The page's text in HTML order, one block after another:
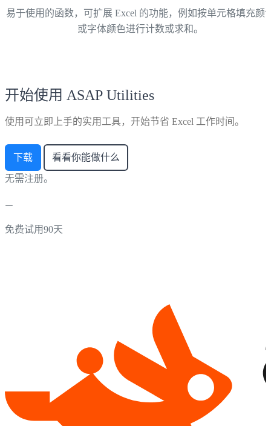
易于使用的函数，可扩展 Excel 的功能，例如按单元格填充颜
或字体颜色进行计数或求和。
开始使用 ASAP Utilities
使用可立即上手的实用工具，开始节省 Excel 工作时间。
下载 看看你能做什么
无需注册。
免费试用90天